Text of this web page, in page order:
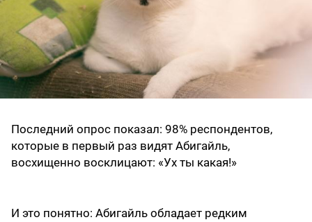
Последний опрос показал: 98% респондентов,
которые в первый раз видят Абигайль,
восхищенно восклицают: «Ух ты какая!»
И это понятно: Абигайль обладает редким